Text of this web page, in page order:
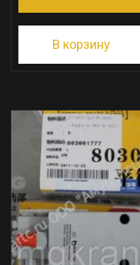
В корзину